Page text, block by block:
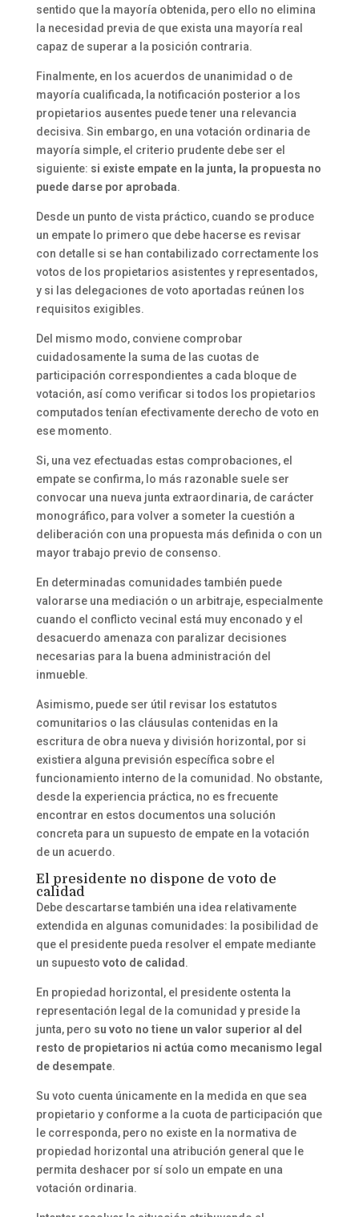
sentido que la mayoría obtenida, pero ello no elimina
la necesidad previa de que exista una mayoría real
capaz de superar a la posición contraria.
Finalmente, en los acuerdos de unanimidad o de
mayoría cualificada, la notificación posterior a los
propietarios ausentes puede tener una relevancia
decisiva. Sin embargo, en una votación ordinaria de
mayoría simple, el criterio prudente debe ser el
siguiente: si existe empate en la junta, la propuesta no
puede darse por aprobada.
Desde un punto de vista práctico, cuando se produce
un empate lo primero que debe hacerse es revisar
con detalle si se han contabilizado correctamente los
votos de los propietarios asistentes y representados,
y si las delegaciones de voto aportadas reúnen los
requisitos exigibles.
Del mismo modo, conviene comprobar
cuidadosamente la suma de las cuotas de
participación correspondientes a cada bloque de
votación, así como verificar si todos los propietarios
computados tenían efectivamente derecho de voto en
ese momento.
Si, una vez efectuadas estas comprobaciones, el
empate se confirma, lo más razonable suele ser
convocar una nueva junta extraordinaria, de carácter
monográfico, para volver a someter la cuestión a
deliberación con una propuesta más definida o con un
mayor trabajo previo de consenso.
En determinadas comunidades también puede
valorarse una mediación o un arbitraje, especialmente
cuando el conflicto vecinal está muy enconado y el
desacuerdo amenaza con paralizar decisiones
necesarias para la buena administración del
inmueble.
Asimismo, puede ser útil revisar los estatutos
comunitarios o las cláusulas contenidas en la
escritura de obra nueva y división horizontal, por si
existiera alguna previsión específica sobre el
funcionamiento interno de la comunidad. No obstante,
desde la experiencia práctica, no es frecuente
encontrar en estos documentos una solución
concreta para un supuesto de empate en la votación
de un acuerdo.
El presidente no dispone de voto de
calidad
Debe descartarse también una idea relativamente
extendida en algunas comunidades: la posibilidad de
que el presidente pueda resolver el empate mediante
un supuesto voto de calidad .
En propiedad horizontal, el presidente ostenta la
representación legal de la comunidad y preside la
junta, pero su voto no tiene un valor superior al del
resto de propietarios ni actúa como mecanismo legal
de desempate.
Su voto cuenta únicamente en la medida en que sea
propietario y conforme a la cuota de participación que
le corresponda, pero no existe en la normativa de
propiedad horizontal una atribución general que le
permita deshacer por sí solo un empate en una
votación ordinaria.